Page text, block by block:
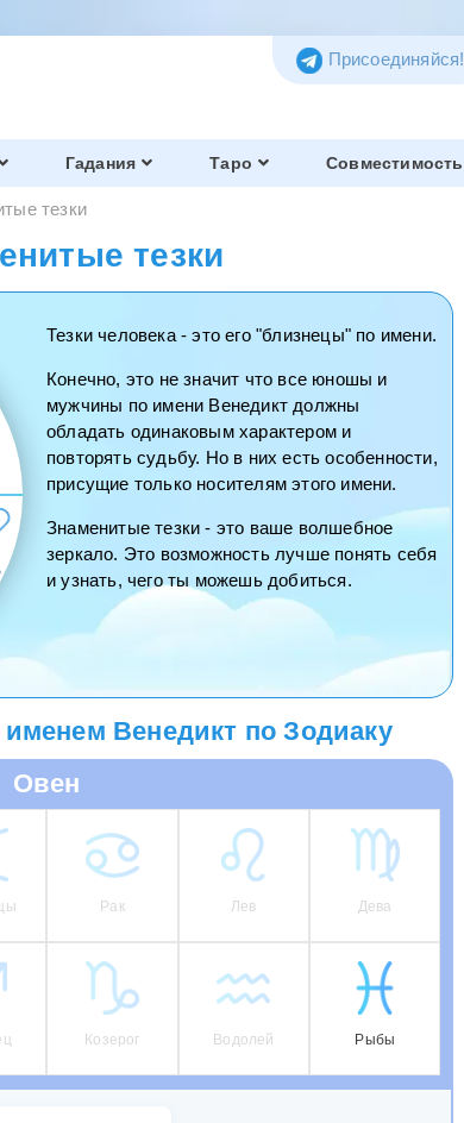
Присоединяйся!
Гадания Таро Совместимость
тезки
тезки
Тезки человека - это его "близнецы" по имени.
Конечно, это не значит что все юношы и
мужчины по имени Венедикт должны
обладать одинаковым характером и
повторять судьбу. Но в них есть особенности,
присущие только носителям этого имени.
Знаменитые тезки - это ваше волшебное
зеркало. Это возможность лучше понять себя
и узнать, чего ты можешь добиться.
Венедикт по Зодиаку
Овен
Рак Лев Дева
Козерог Водолей Рыбы